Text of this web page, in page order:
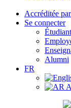
Accréditée par
Se connecter
Alumni
FR